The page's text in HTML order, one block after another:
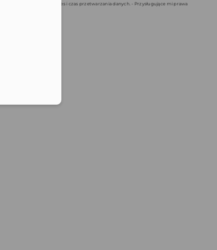
14072805500000. - Cel, zakres i czas przetwarzania danych. - Przysługujące mi prawa